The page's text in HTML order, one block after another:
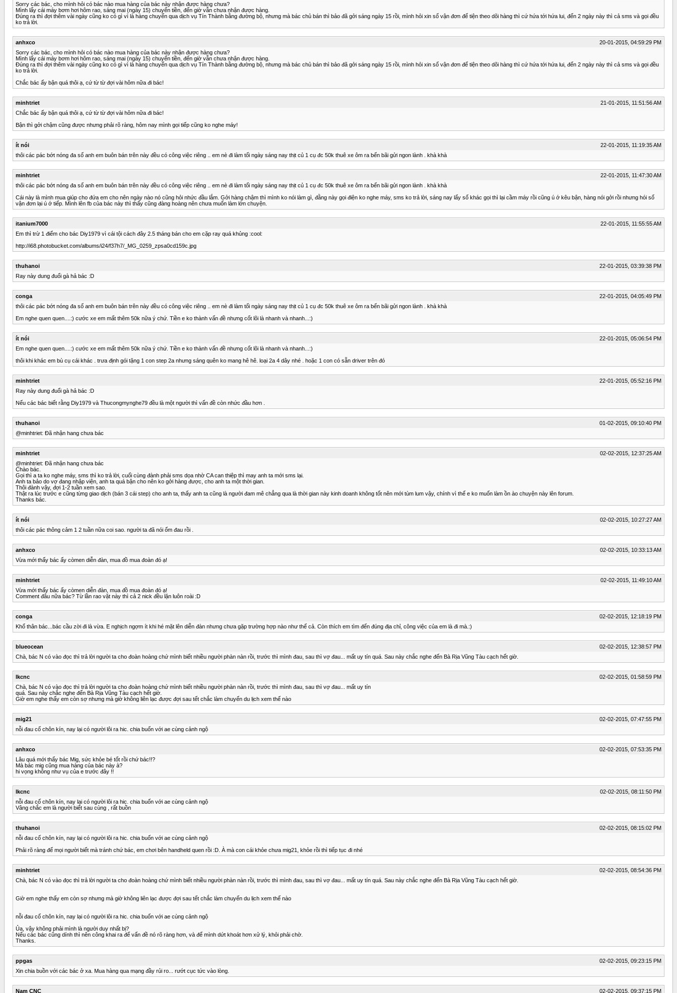
Sorry các bác, cho mình hỏi có bác nào mua hàng của bác này nhận được hàng chưa?
Mình lấy cái máy bơm hơi hôm rao, sáng mai (ngày 15) chuyển tiền, đến giờ vẫn chưa nhận được hàng.
Đúng ra thì đợi thêm vài ngày cũng ko có gì vì là hàng chuyển qua dịch vụ Tín Thành bằng đường bộ, nhưng mà bác chủ bán thì bảo đã gởi sáng ngày 15 rồi, mình hỏi xin số vận đơn để tiện theo dõi hàng thì cứ hứa tới hứa lui, đến 2 ngày này thì cả sms và gọi đều
ko trả lời.
anhxco
20-01-2015, 04:59:29 PM
Sorry các bác, cho mình hỏi có bác nào mua hàng của bác này nhận được hàng chưa?
Mình lấy cái máy bơm hơi hôm rao, sáng mai (ngày 15) chuyển tiền, đến giờ vẫn chưa nhận được hàng.
Đúng ra thì đợi thêm vài ngày cũng ko có gì vì là hàng chuyển qua dịch vụ Tín Thành bằng đường bộ, nhưng mà bác chủ bán thì bảo đã gởi sáng ngày 15 rồi, mình hỏi xin số vận đơn để tiện theo dõi hàng thì cứ hứa tới hứa lui, đến 2 ngày này thì cả sms và gọi đều
ko trả lời.
Chắc bác ấy bận quá thôi ạ, cứ từ từ đợi vài hôm nữa đi bác!
minhtriet
21-01-2015, 11:51:56 AM
Chắc bác ấy bận quá thôi ạ, cứ từ từ đợi vài hôm nữa đi bác!
Bận thì gởi chậm cũng được nhưng phải rõ ràng, hôm nay mình gọi tiếp cũng ko nghe máy!
ít nói
22-01-2015, 11:19:35 AM
thôi các pác bớt nóng đa số anh em buôn bán trên này đều có công việc riêng .. em nè đi làm tối ngày sáng nay thịt củ 1 cụ đc 50k thuê xe ôm ra bến bãi gửi ngon lành . khà khà
minhtriet
22-01-2015, 11:47:30 AM
thôi các pác bớt nóng đa số anh em buôn bán trên này đều có công việc riêng .. em nè đi làm tối ngày sáng nay thịt củ 1 cụ đc 50k thuê xe ôm ra bến bãi gửi ngon lành . khà khà
Cái này là mình mua giúp cho đứa em cho nên ngày nào nó cũng hỏi nhức đầu lắm. Gởi hàng chậm thì mình ko nói làm gì, đằng này gọi điện ko nghe máy, sms ko trả lời, sáng nay lấy số khác gọi thì lại cầm máy rồi cũng ú ớ kêu bận, hàng nói gởi rồi nhưng hói số
vận đơn lại ú ớ tiếp. Mình lên fb của bác này thì thấy cũng đàng hoàng nên chưa muốn làm lớn chuyện.
itanium7000
22-01-2015, 11:55:55 AM
Em thì trừ 1 điểm cho bác Diy1979 vì cái tội cách đây 2.5 tháng bán cho em cặp ray quá khủng :cool:
http://i68.photobucket.com/albums/i24/f37h7/_MG_0259_zpsa0cd159c.jpg
thuhanoi
22-01-2015, 03:39:38 PM
Ray này dung đuổi gà hả bác :D
conga
22-01-2015, 04:05:49 PM
thôi các pác bớt nóng đa số anh em buôn bán trên này đều có công việc riêng .. em nè đi làm tối ngày sáng nay thịt củ 1 cụ đc 50k thuê xe ôm ra bến bãi gửi ngon lành . khà khà
Em nghe quen quen....:) cước xe em mất thêm 50k nữa ý chứ. Tiền e ko thành vấn đề nhưng cốt lõi là nhanh và nhanh...:)
ít nói
22-01-2015, 05:06:54 PM
Em nghe quen quen....:) cước xe em mất thêm 50k nữa ý chứ. Tiền e ko thành vấn đề nhưng cốt lõi là nhanh và nhanh...:)
thôi khi khác em bù cụ cái khác . trưa định gói tặng 1 con step 2a nhưng sáng quên ko mang hê hê. loại 2a 4 dây nhé . hoặc 1 con có sẵn driver trên đó
minhtriet
22-01-2015, 05:52:16 PM
Ray này dung đuổi gà hả bác :D
Nếu các bác biết rằng Diy1979 và Thucongmynghe79 đều là một người thì vấn đề còn nhức đầu hơn .
thuhanoi
01-02-2015, 09:10:40 PM
@minhtriet: Đã nhận hang chưa bác
minhtriet
02-02-2015, 12:37:25 AM
@minhtriet: Đã nhận hang chưa bác
Chào bác.
Gọi thì a ta ko nghe máy, sms thì ko trả lời, cuối cùng đành phải sms dọa nhờ CA can thiệp thì may anh ta mới sms lại.
Anh ta bảo do vợ đang nhập viện, anh ta quá bận cho nên ko gởi hàng được, cho anh ta một thời gian.
Thôi đành vậy, đợi 1-2 tuần xem sao.
Thật ra lúc trước e cũng từng giao dịch (bán 3 cái step) cho anh ta, thấy anh ta cũng là người đam mê chẳng qua là thời gian này kinh doanh không tốt nên mới tùm lum vậy, chính vì thế e ko muốn làm ồn ào chuyện này lên forum.
Thanks bác.
ít nói
02-02-2015, 10:27:27 AM
thôi các pác thông cảm 1 2 tuần nữa coi sao. người ta đã nói ốm đau rồi .
anhxco
02-02-2015, 10:33:13 AM
Vừa mới thấy bác ấy còmen diễn đàn, mua đồ mua đoàn đó ạ!
minhtriet
02-02-2015, 11:49:10 AM
Vừa mới thấy bác ấy còmen diễn đàn, mua đồ mua đoàn đó ạ!
Comment đâu nữa bác? Từ lần rao vặt này thì cả 2 nick đều lặn luôn roài :D
conga
02-02-2015, 12:18:19 PM
Khổ thân bác...bác cầu zời đi là vừa. E nghịch ngợm ít khi hé mặt lên diễn đàn nhưng chưa gặp trường hợp nào như thế cả. Còn thích em tìm đến đúng địa chỉ, công việc của em là đi mà.:)
blueocean
02-02-2015, 12:38:57 PM
Chà, bác N có vào đọc thì trả lời người ta cho đoàn hoàng chứ mình biết nhiều người phàn nàn rồi, trước thì mình đau, sau thì vợ đau... mất uy tín quá. Sau này chắc nghe đến Bà Rịa Vũng Tàu cạch hết giờ.
lkcnc
02-02-2015, 01:58:59 PM
Chà, bác N có vào đọc thì trả lời người ta cho đoàn hoàng chứ mình biết nhiều người phàn nàn rồi, trước thì mình đau, sau thì vợ đau... mất uy tín
quá. Sau này chắc nghe đến Bà Rịa Vũng Tàu cạch hết giờ.
Giờ em nghe thấy em còn sợ nhưng mà giờ không liên lạc được đợi sau tết chắc làm chuyến du lịch xem thế nào
mig21
02-02-2015, 07:47:55 PM
nỗi đau cố chôn kín, nay lại có người lôi ra hic. chia buốn với ae cùng cảnh ngộ
anhxco
02-02-2015, 07:53:35 PM
Lâu quá mới thấy bác Mig, sức khỏe bé tốt rồi chứ bác!!?
Mà bác mig cũng mua hàng của bác này à?
hi vọng không như vụ của e trước đây !!
lkcnc
02-02-2015, 08:11:50 PM
nỗi đau cố chôn kín, nay lại có người lôi ra hic. chia buốn với ae cùng cảnh ngộ
Vâng chắc em là người biết sau cùng , rất buồn
thuhanoi
02-02-2015, 08:15:02 PM
nỗi đau cố chôn kín, nay lại có người lôi ra hic. chia buốn với ae cùng cảnh ngộ
Phải rõ ràng để mọi người biết mà tránh chứ bác, em chơi bên handheld quen rồi :D. À mà con cái khỏe chưa mig21, khỏe rồi thì tiếp tục đi nhé
minhtriet
02-02-2015, 08:54:36 PM
Chà, bác N có vào đọc thì trả lời người ta cho đoàn hoàng chứ mình biết nhiều người phàn nàn rồi, trước thì mình đau, sau thì vợ đau... mất uy tín quá. Sau này chắc nghe đến Bà Rịa Vũng Tàu cạch hết giờ.
Giờ em nghe thấy em còn sợ nhưng mà giờ không liên lạc được đợi sau tết chắc làm chuyến du lịch xem thế nào
nỗi đau cố chôn kín, nay lại có người lôi ra hic. chia buốn với ae cùng cảnh ngộ
Ủa, vậy không phải mình là người duy nhất bị?
Nếu các bác cũng dính thì nên công khai ra để vấn đề nó rõ ràng hơn, và để mình dứt khoát hơn xử lý, khỏi phải chờ.
Thanks.
ppgas
02-02-2015, 09:23:15 PM
Xin chia buồn với các bác ở xa. Mua hàng qua mạng đầy rủi ro... rướt cục tức vào lòng.
Nam CNC 02-02-2015, 09:37:15 PM